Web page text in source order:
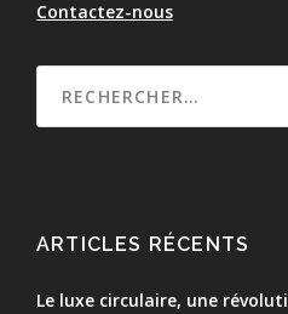
Contactez-nous
ARTICLES RÉCENTS
Le luxe circulaire, une